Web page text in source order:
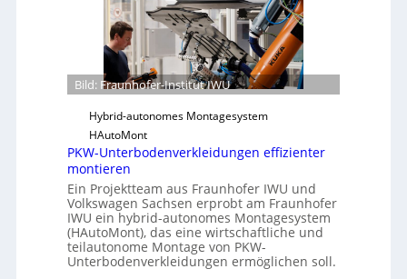
ü
r
o
f
w
r
u
n
d
K
o
e
r
-
I
s
i
t
u
t
e
Bild: Fraunhofer-Institut IWU
Hybrid-autonomes Montagesystem
HAutoMont
PKW-Unterbodenverkleidungen effizienter
montieren
Ein Projektteam aus Fraunhofer IWU und
Volkswagen Sachsen erprobt am Fraunhofer
IWU ein hybrid-autonomes Montagesystem
(HAutoMont), das eine wirtschaftliche und
teilautonome Montage von PKW-
Unterbodenverkleidungen ermöglichen soll.